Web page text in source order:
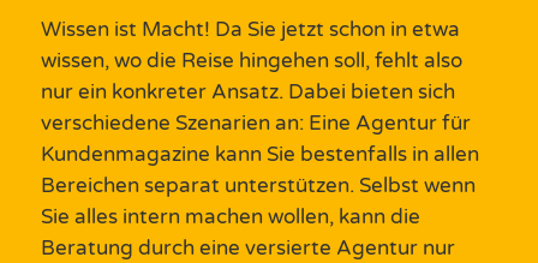
Wissen ist Macht! Da Sie jetzt schon in etwa
wissen, wo die Reise hingehen soll, fehlt also
nur ein konkreter Ansatz. Dabei bieten sich
verschiedene Szenarien an: Eine Agenturfür
Kundenmagazine kann Sie bestenfalls in allen
Bereichen separat unterstützen. Selbst wenn
Sie alles intern machen wollen, kann die
Beratung durch eine versierte Agenturnur